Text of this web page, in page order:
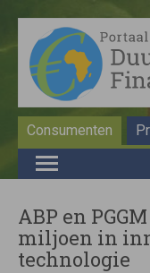
Consumenten
ABP en
miljoen in
technologie